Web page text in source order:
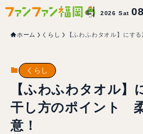
2026 Sat
ホーム くらし 【ふわふわタオル】にす
くらし
【ふわふわタオル】
干し方のポイント
意！